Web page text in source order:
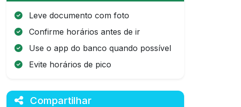
Leve documento com foto
Confirme horários antes de ir
Use o app do banco quando possível
Evite horários de pico
Compartilhar